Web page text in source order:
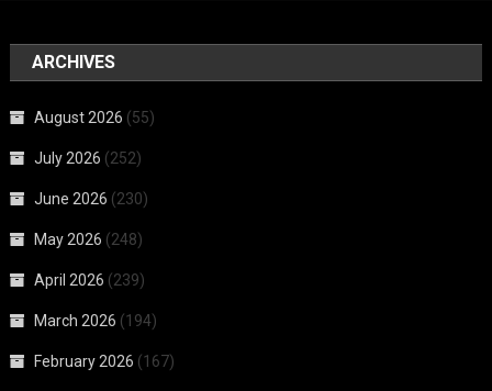
ARCHIVES
August 2026 (55)
July 2026 (252)
June 2026 (230)
May 2026 (248)
April 2026 (239)
March 2026 (194)
February 2026 (167)